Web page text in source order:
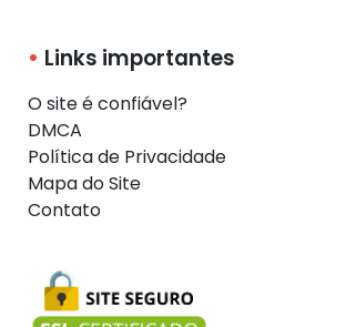
Links importantes
O site é confiável?
DMCA
Política de Privacidade
Mapa do Site
Contato